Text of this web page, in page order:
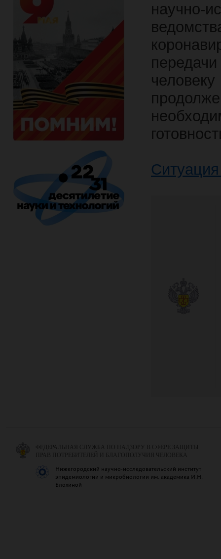
научно-
ФЕДЕРАЛЬНАЯ СЛУЖБА ПО НАДЗОРУ В СФЕРЕ ЗАЩИТЫ
ПРАВ ПОТРЕБИТЕЛЕЙ И БЛАГОПОЛУЧИЯ ЧЕЛОВЕКА
Нижегородский научно-исследовательский институт
эпидемиологии и микробиологии им. академика И.Н.
Блохиной